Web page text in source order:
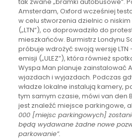
Amsterdam, Oxford wcześniej
w celu stworzenia dzielnic o
(„LTN”), co doprowadziło do
mieszkańców. Burmistrz Londynu
próbuje wdrożyć swoją wersję LTN
emisji („ULEZ”), która również
Wyspa Man planuje zainstalować
wjazdach i wyjazdach. Podczas
władze lokalne instalują kamery,
tym samym czasie, mówi van den
jest znaleźć miejsce parkingowe,
000 [miejsc parkingowych]
będą wydawane żadne nowe
parkowanie”.